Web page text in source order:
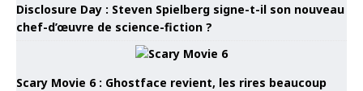
Disclosure Day : Steven Spielberg signe-t-il son nouveau
chef-d’œuvre de science-fiction ?
Scary Movie 6 : Ghostface revient, les rires beaucoup